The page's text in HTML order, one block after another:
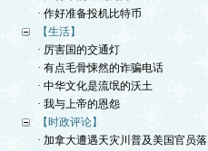
· 作好准备投机比特币
【生活】
· 厉害国的交通灯
· 有点毛骨悚然的诈骗电话
· 中华文化是流氓的沃土
· 我与上帝的恩怨
【时政评论】
· 加拿大遭遇天灾川普及美国官员落